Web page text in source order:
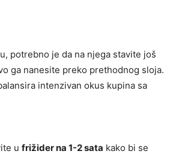
potrebno je da na njega stavite još
ga nanesite preko prethodnog sloja.
intenzivan okus kupina sa
u frižider na 1-2 sata kako bi se